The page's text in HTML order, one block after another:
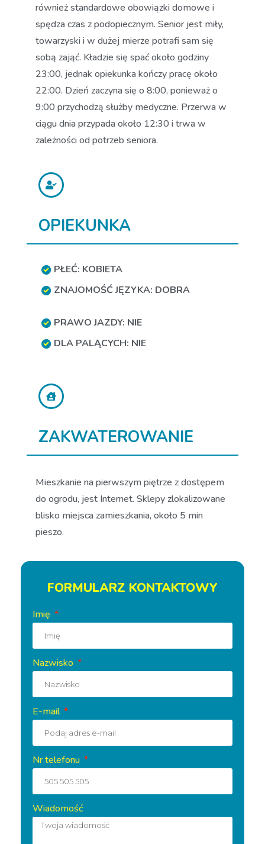
również standardowe obowiązki domowe i
spędza czas z podopiecznym. Senior jest miły,
towarzyski i w dużej mierze potrafi sam się
sobą zająć. Kładzie się spać około godziny
23:00, jednak opiekunka kończy pracę około
22:00. Dzień zaczyna się o 8:00, ponieważ o
9:00 przychodzą służby medyczne. Przerwa w
ciągu dnia przypada około 12:30 i trwa w
zależności od potrzeb seniora.
OPIEKUNKA
PŁEĆ: KOBIETA
ZNAJOMOŚĆ JĘZYKA: DOBRA
PRAWO JAZDY: NIE
DLA PALĄCYCH: NIE
ZAKWATEROWANIE
Mieszkanie na pierwszym piętrze z dostępem
do ogrodu, jest Internet. Sklepy zlokalizowane
blisko miejsca zamieszkania, około 5 min
pieszo.
FORMULARZ KONTAKTOWY
Imię
Nazwisko
E-mail
Nr telefonu
Wiadomość